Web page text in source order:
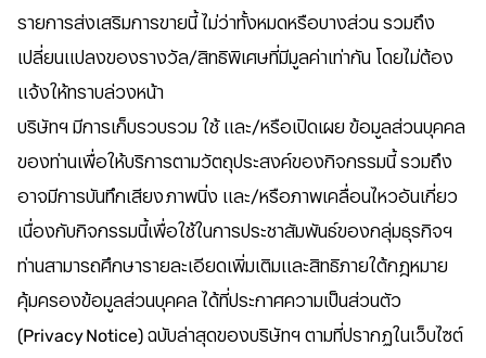
รายการส่งเสริมการขายนี้ ไม่ว่าทั้งหมดหรือบางส่วน รวมถึง
เปลี่ยนแปลงของรางวัล/สิทธิพิเศษที่มีมูลค่าเท่ากัน โดยไม่ต้อง
แจ้งให้ทราบล่วงหน้า
บริษัทฯ มีการเก็บรวบรวม ใช้ และ/หรือเปิดเผย ข้อมูลส่วนบุคคล
ของท่านเพื่อให้บริการตามวัตถุประสงค์ของกิจกรรมนี้ รวมถึง
อาจมีการบันทึกเสียง ภาพนิ่ง และ/หรือภาพเคลื่อนไหวอันเกี่ยว
เนื่องกับกิจกรรมนี้เพื่อใช้ในการประชาสัมพันธ์ของกลุ่มธุรกิจฯ
ท่านสามารถศึกษารายละเอียดเพิ่มเติมและสิทธิภายใต้กฎหมาย
คุ้มครองข้อมูลส่วนบุคคล ได้ที่ประกาศความเป็นส่วนตัว
(Privacy Notice) ฉบับล่าสุดของบริษัทฯ ตามที่ปรากฏในเว็บไซต์